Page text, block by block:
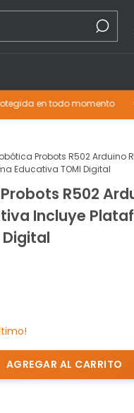
todo momento 🚚 Envíos
Probots R502 Arduino
Educativa TOMI Digital
R502
Incluye
Digital